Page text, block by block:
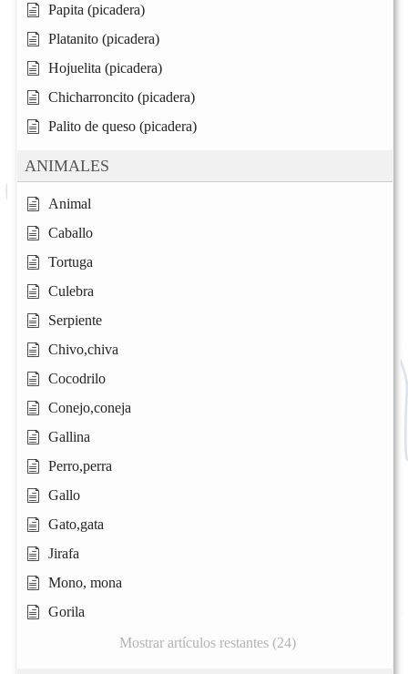
Papita (picadera)
Platanito (picadera)
Hojuelita (picadera)
Chicharroncito (picadera)
Palito de queso (picadera)
ANIMALES
Animal
Caballo
Tortuga
Culebra
Serpiente
Chivo,chiva
Cocodrilo
Conejo,coneja
Gallina
Perro,perra
Gallo
Gato,gata
Jirafa
Mono, mona
Gorila
Mostrar artículos restantes (24)